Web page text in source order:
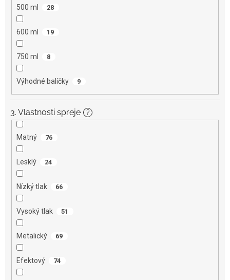
500 ml 28
600 ml 19
750 ml 8
Výhodné balíčky 9
3. Vlastnosti spreje ?
Matný 76
Lesklý 24
Nízký tlak 66
Vysoký tlak 51
Metalický 69
Efektový 74